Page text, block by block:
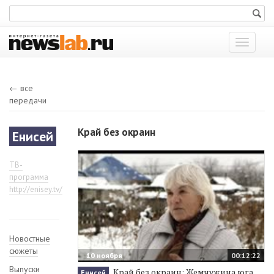
Показать
меню
← все
передачи
Енисей
ТВ-
программа
http://enisey.tv/
Новостные
сюжеты
Выпуски
Край без окраин
00:12:22
10 ноября